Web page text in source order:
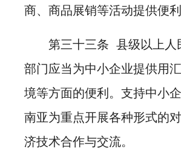
商、商品展销等活动提供便利
第三十三条 县级以上人
部门应当为中小企业提供用
境等方面的便利。支持中小
南亚为重点开展各种形式的
济技术合作与交流。